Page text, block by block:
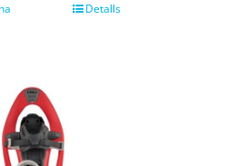
Detalls